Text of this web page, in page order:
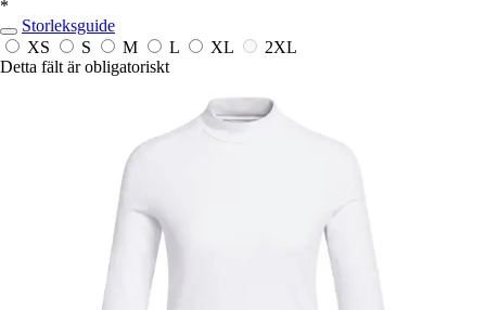
*
Storleksguide
XS
S M L XL
2XL
Detta fält är obligatoriskt